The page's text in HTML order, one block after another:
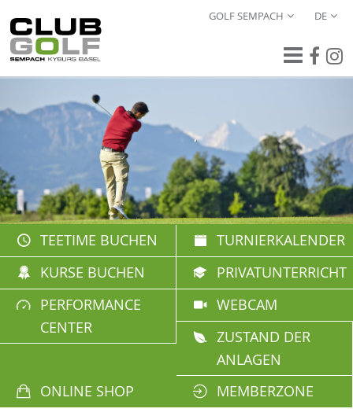
GOLF SEMPACH DE
TEETIME BUCHEN
TURNIERKALENDER
KURSE BUCHEN
PRIVATUNTERRICHT
PERFORMANCE
CENTER
WEBCAM
ZUSTAND DER
ANLAGEN
ONLINE SHOP
MEMBERZONE